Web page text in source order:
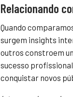
Relacionando
Quando
surgem insights
outros constroem
sucesso
conquistar novos